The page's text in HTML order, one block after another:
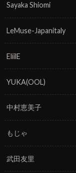
Sayaka Shiomi
LeMuse-Japanitaly
EliilE
YUKA(OOL)
中村恵美子
もじゃ
武田友里